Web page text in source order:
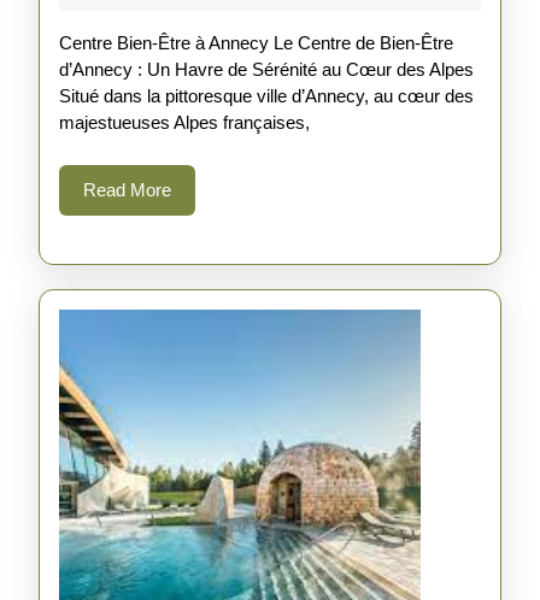
Être
à
Centre Bien-Être à Annecy Le Centre de Bien-Être
d’Annecy : Un Havre de Sérénité au Cœur des Alpes
Situé dans la pittoresque ville d’Annecy, au cœur des
majestueuses Alpes françaises,
Read MoreRead
More